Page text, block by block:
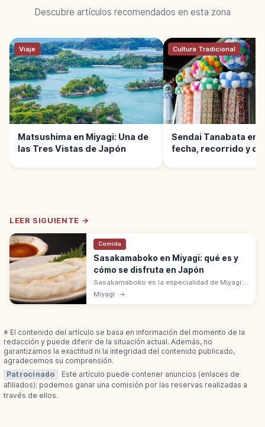
Descubre artículos recomendados en esta zona
Viaje
Matsushima en Miyagi: Una de
las Tres Vistas de Japón
Cultura Tradicional
Sendai Tanabata en
fecha, recorrido y
LEER SIGUIENTE →
Comida
Sasakamaboko en Miyagi: qué es y
cómo se disfruta en Japón
Sasakamaboko es la especialidad de Miyagi:
pastel de pescado blanco asado en forma de
hoja de bambú. Inspirado en el emblema
Miyagi →
※ El contenido del artículo se basa en información del momento de la
redacción y puede diferir de la situación actual. Además, no
garantizamos la exactitud ni la integridad del contenido publicado,
agradecemos su comprensión.
Patrocinado
Este artículo puede contener anuncios (enlaces de
afiliados); podemos ganar una comisión por las reservas realizadas a
través de ellos.